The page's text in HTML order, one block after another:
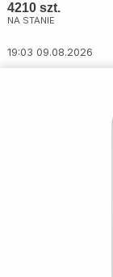
4210 szt.
NA STANIE
19:03 09.08.2026